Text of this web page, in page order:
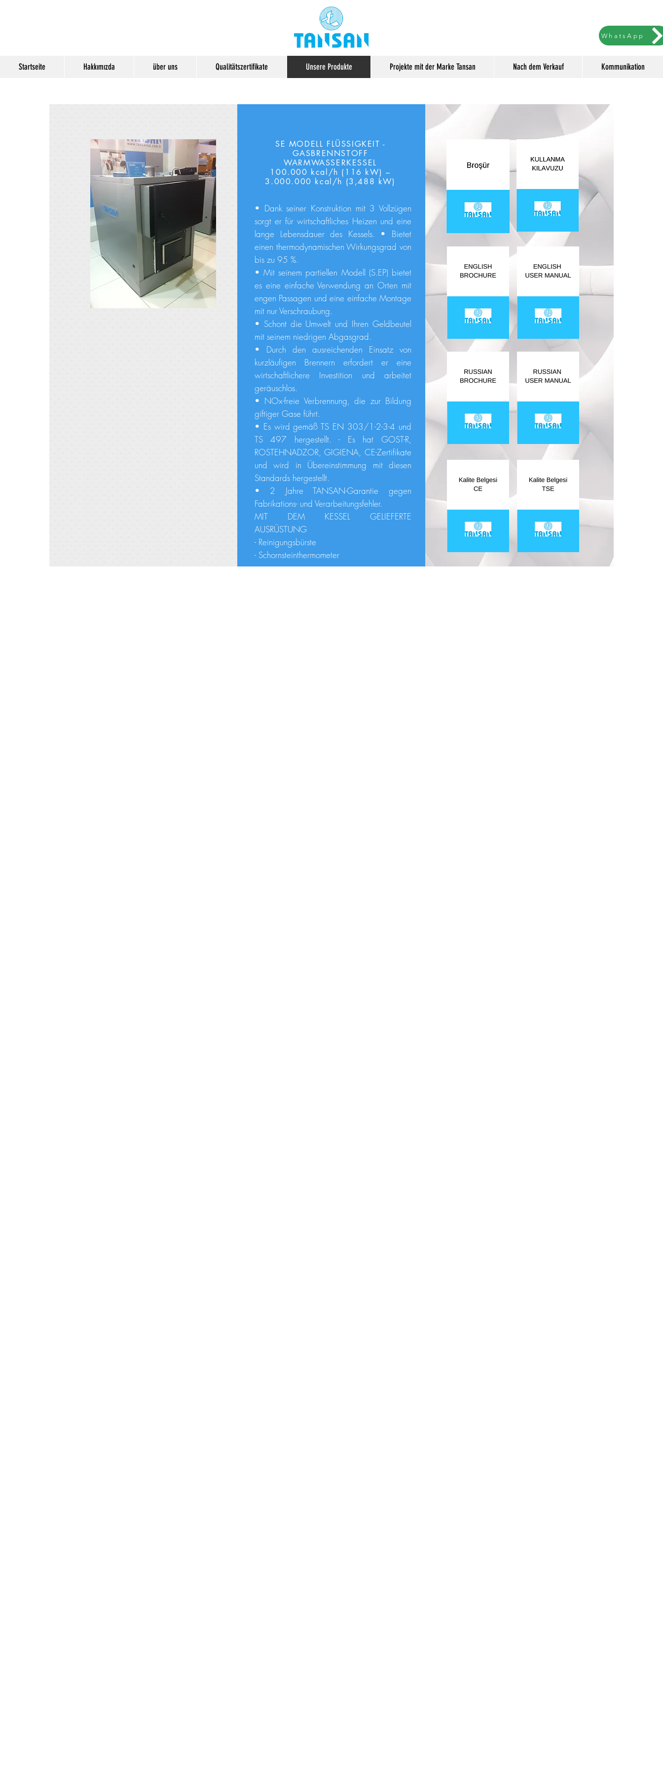
WhatsApp
Startseite Hakkımızda über uns Qualitätszertifikate Unsere Produkte Projekte mit der Marke Tansan Nach dem Verkauf Kommunikation
SE MODELL FLÜSSIGKEIT -
GASBRENNSTOFF
WARMWASSERKESSEL
100.000 kcal/h (116 kW) –
3.000.000 kcal/h (3,488 kW)
• Dank seiner Konstruktion mit 3 Vollzügen
sorgt er für wirtschaftliches Heizen und eine
lange Lebensdauer des Kessels. • Bietet
einen thermodynamischen Wirkungsgrad von
bis zu 95 %.
• Mit seinem partiellen Modell (S.EP) bietet
es eine einfache Verwendung an Orten mit
engen Passagen und eine einfache Montage
mit nur Verschraubung.
• Schont die Umwelt und Ihren Geldbeutel
mit seinem niedrigen Abgasgrad.
• Durch den ausreichenden Einsatz von
kurzläufigen Brennern erfordert er eine
wirtschaftlichere Investition und arbeitet
geräuschlos.
• NOx-freie Verbrennung, die zur Bildung
giftiger Gase führt.
• Es wird gemäß TS EN 303/1-2-3-4 und
TS 497 hergestellt. - Es hat GOST-R,
ROSTEHNADZOR, GIGIENA, CE-Zertifikate
und wird in Übereinstimmung mit diesen
Standards hergestellt.
• 2 Jahre TANSAN-Garantie gegen
Fabrikations- und Verarbeitungsfehler.
MIT DEM KESSEL GELIEFERTE
AUSRÜSTUNG
- Reinigungsbürste
- Schornsteinthermometer